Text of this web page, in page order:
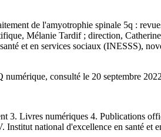
de l'amyotrophie spinale 5q :
Mélanie Tardif ; direction,
et en services sociaux (INESSS),
numérique, consulté le 20 septembre
Livres numériques 4. Publications
national d'excellence en santé et